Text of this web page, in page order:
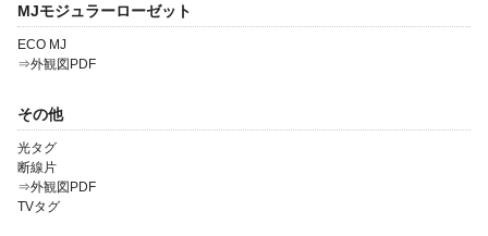
MJモジュラーローゼット
ECO MJ
⇒外観図PDF
その他
光タグ
断線片
⇒外観図PDF
TVタグ